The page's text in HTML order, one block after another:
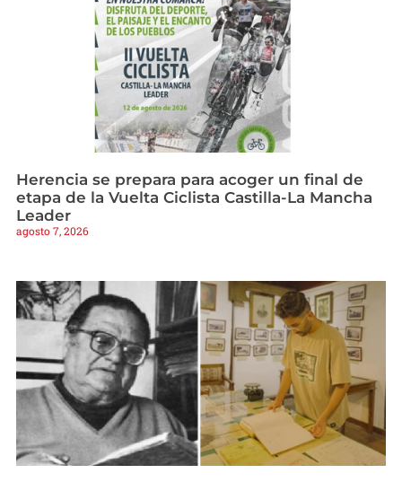
Herencia se prepara para acoger un final de
etapa de la Vuelta Ciclista Castilla-La Mancha
Leader
agosto 7, 2026